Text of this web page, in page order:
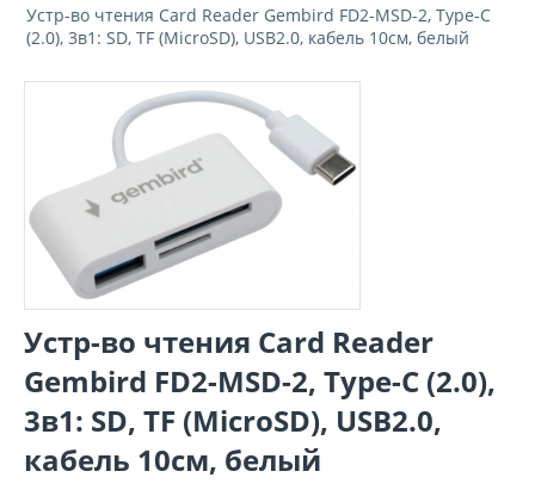
Устр-во чтения Card Reader Gembird FD2-MSD-2, Type-C
(2.0), 3в1: SD, TF (MicroSD), USB2.0, кабель 10см, белый
Устр-во чтения Card Reader
Gembird FD2-MSD-2, Type-C (2.0),
3в1: SD, TF (MicroSD), USB2.0,
кабель 10см, белый